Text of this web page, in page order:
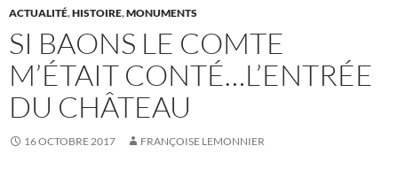
ACTUALITÉ,HISTOIRE,MONUMENTS
SI BAONS LE COMTE
M’ÉTAIT CONTÉ…L’ENTRÉE
DU CHÂTEAU
16 OCTOBRE 2017 FRANÇOISE LEMONNIER